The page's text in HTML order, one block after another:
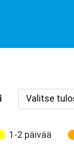
1-2 päivää